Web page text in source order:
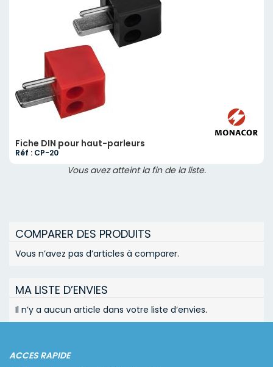
Fiche DIN pour haut-parleurs
Réf : CP-20
Vous avez atteint la fin de la liste.
COMPARER DES PRODUITS
Vous n’avez pas d’articles à comparer.
MA LISTE D’ENVIES
Il n’y a aucun article dans votre liste d’envies.
ACCES RAPIDE